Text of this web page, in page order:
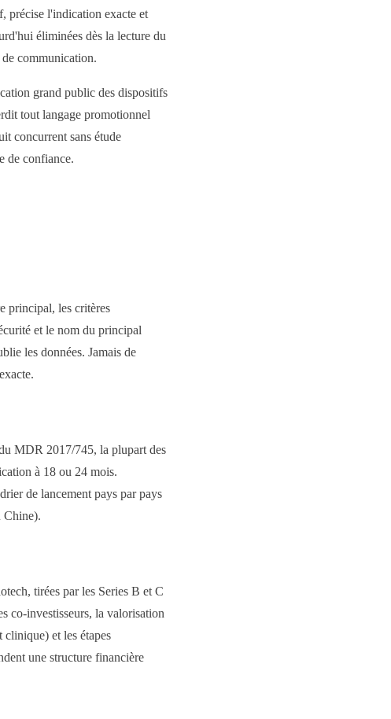
précise l'indication exacte et
éliminées dès la lecture du
communication.
grand public des dispositifs
tout langage promotionnel
concurrent sans étude
de confiance.
principal, les critères
et le nom du principal
les données. Jamais de
MDR 2017/745, la plupart des
à 18 ou 24 mois.
de lancement pays par pays
Chine).
tirées par les Series B et C
co-investisseurs, la valorisation
et les étapes
une structure financière